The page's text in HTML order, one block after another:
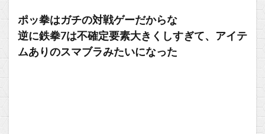
ポッ拳はガチの対戦ゲーだからな
逆に鉄拳7は不確定要素大きくしすぎて、アイテ
ムありのスマブラみたいになった